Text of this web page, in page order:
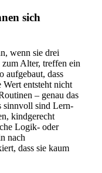
sich
wenn sie drei
Alter, treffen ein
aufgebaut, dass
entsteht nicht
– genau das
sinnvoll sind Lern-
kindgerecht
Logik- oder
nach
dass sie kaum